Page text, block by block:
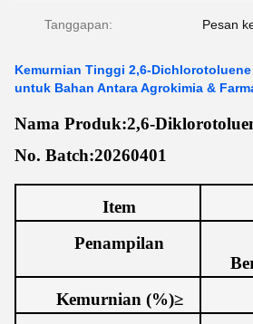
Tanggapan: Pesan
Kemurnian Tinggi 2,6-Dichlorotoluene
untuk Bahan Antara Agrokimia &
Nama Produk:2,6-
No. Batch:20260401
Item
Penampilan
Kemurnian (%)≥